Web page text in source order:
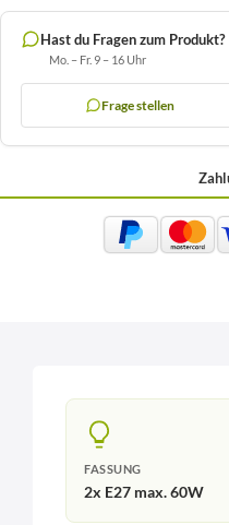
Hast du Fragen zum Produkt?
Mo. – Fr. 9 – 16 Uhr
Frage stellen
FASSUNG
2x E27 max. 60W